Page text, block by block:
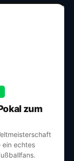
zum
ein echtes